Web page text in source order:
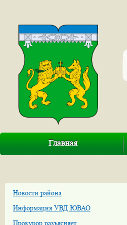
Главная
Новости района
Информация УВД ЮВАО
Прокурор разъясняет